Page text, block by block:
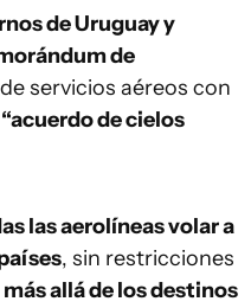
de Uruguay y
de
servicios aéreos con
“acuerdo de cielos
las aerolíneas volar a
, sin restricciones
más allá de los destinos